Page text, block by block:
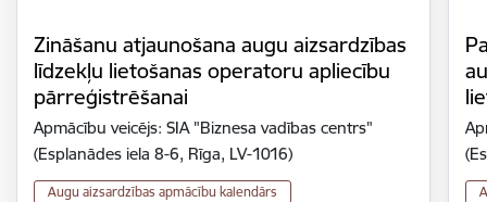
Zināšanu atjaunošana augu aizsardzības
līdzekļu lietošanas operatoru apliecību
pārreģistrēšanai
Apmācību veicējs: SIA "Biznesa vadības centrs"
(Esplanādes iela 8-6, Rīga, LV-1016)
Augu aizsardzības apmācību kalendārs